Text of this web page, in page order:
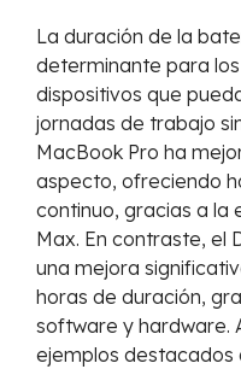
La duración de la
determinante para
dispositivos que
jornadas de trabajo
MacBook Pro ha
aspecto, ofreciendo
continuo, gracias a la
Max. En contraste, el
una mejora
horas de duración,
software y hardware.
ejemplos destacados